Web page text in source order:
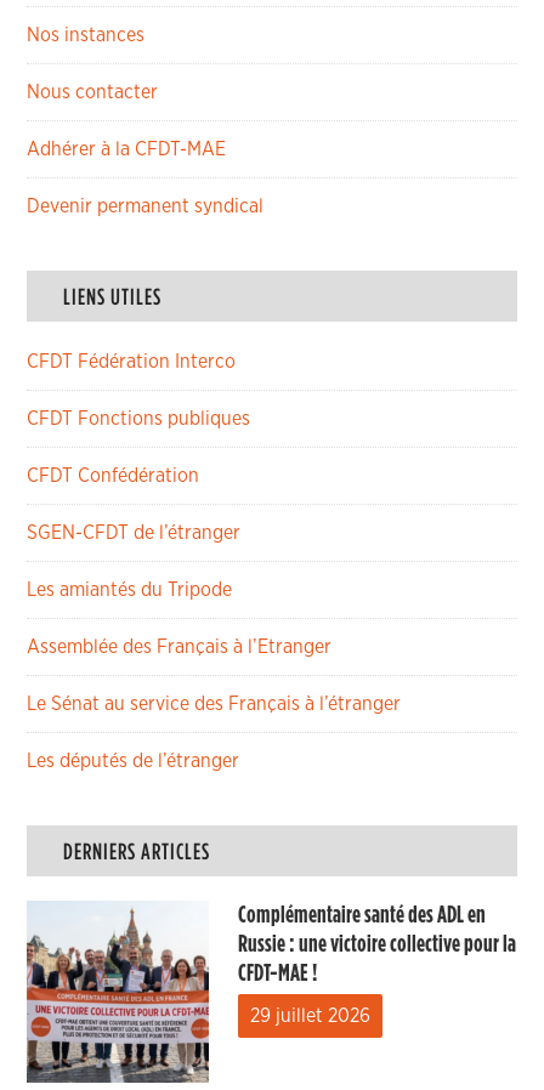
Nos instances
Nous contacter
Adhérer à la CFDT-MAE
Devenir permanent syndical
LIENS UTILES
CFDT Fédération Interco
CFDT Fonctions publiques
CFDT Confédération
SGEN-CFDT de l’étranger
Les amiantés du Tripode
Assemblée des Français à l’Etranger
Le Sénat au service des Français à l’étranger
Les députés de l’étranger
DERNIERS ARTICLES
Complémentaire santé des ADL en
Russie : une victoire collective pour la
CFDT-MAE !
29 juillet 2026